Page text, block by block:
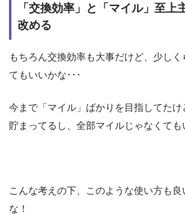
「交換効率」と「マイル」至上
改める
もちろん交換効率も大事だけど、少し
てもいいかな･･･
今まで「マイル」ばかりを目指してた
貯まってるし、全部マイルじゃなくても
こんな考えの下、このような使い方も
な！